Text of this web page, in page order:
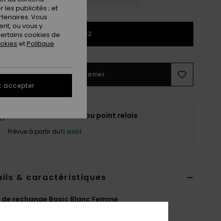
1SZ
Ajouter au panier
Livraison à domicile ou point relais
Prévue à partir du11 août
& caractéristiques
de rechange Basic Blanc Femme
les publicités ; et
Vous
ou vous y
cookies de
etPolitique
accepter